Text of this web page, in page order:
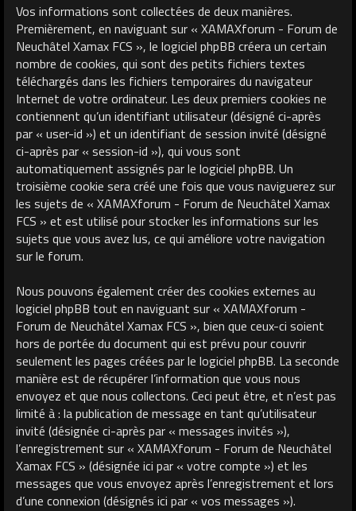
Vos informations sont collectées de deux manières.
Premièrement, en naviguant sur « XAMAXforum - Forum de
Neuchâtel Xamax FCS », le logiciel phpBB créera un certain
nombre de cookies, qui sont des petits fichiers textes
téléchargés dans les fichiers temporaires du navigateur
Internet de votre ordinateur. Les deux premiers cookies ne
contiennent qu’un identifiant utilisateur (désigné ci-après
par « user-id ») et un identifiant de session invité (désigné
ci-après par « session-id »), qui vous sont
automatiquement assignés par le logiciel phpBB. Un
troisième cookie sera créé une fois que vous naviguerez sur
les sujets de « XAMAXforum - Forum de Neuchâtel Xamax
FCS » et est utilisé pour stocker les informations sur les
sujets que vous avez lus, ce qui améliore votre navigation
sur le forum.
Nous pouvons également créer des cookies externes au
logiciel phpBB tout en naviguant sur « XAMAXforum -
Forum de Neuchâtel Xamax FCS », bien que ceux-ci soient
hors de portée du document qui est prévu pour couvrir
seulement les pages créées par le logiciel phpBB. La seconde
manière est de récupérer l’information que vous nous
envoyez et que nous collectons. Ceci peut être, et n’est pas
limité à : la publication de message en tant qu’utilisateur
invité (désignée ci-après par « messages invités »),
l’enregistrement sur « XAMAXforum - Forum de Neuchâtel
Xamax FCS » (désignée ici par « votre compte ») et les
messages que vous envoyez après l’enregistrement et lors
d’une connexion (désignés ici par « vos messages »).